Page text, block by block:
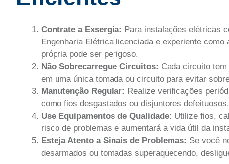
Contrate a Exsergia: Para instalações elétricas
Engenharia Elétrica licenciada e experiente
própria pode ser perigoso.
Não Sobrecarregue Circuitos: Cada circuito
em uma única tomada ou circuito para evitar
Manutenção Regular: Realize verificações
como fios desgastados ou disjuntores defeituosos.
Use Equipamentos de Qualidade: Utilize fios,
risco de problemas e aumentará a vida útil da
Esteja Atento a Sinais de Problemas: Se você
desarmados ou tomadas superaquecendo,